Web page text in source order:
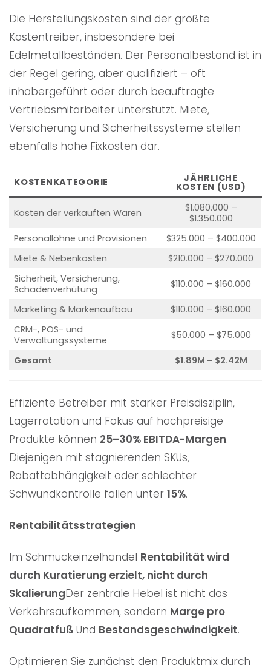
Die Herstellungskosten sind der größte
Kostentreiber, insbesondere bei
Edelmetallbeständen. Der Personalbestand ist in
der Regel gering, aber qualifiziert – oft
inhabergeführt oder durch beauftragte
Vertriebsmitarbeiter unterstützt. Miete,
Versicherung und Sicherheitssysteme stellen
ebenfalls hohe Fixkosten dar.
KOSTENKATEGORIE JÄHRLICHE
KOSTEN (USD)
Kosten der verkauften Waren
$1.080.000 –
$1.350.000
Personallöhne und Provisionen
$325.000 – $400.000
Miete & Nebenkosten
$210.000 – $270.000
Sicherheit, Versicherung,
Schadenverhütung
$110.000 – $160.000
Marketing & Markenaufbau
$110.000 – $160.000
CRM-, POS- und
Verwaltungssysteme
$50.000 – $75.000
Gesamt $1.89M – $2.42M
Effiziente Betreiber mit starker Preisdisziplin,
Lagerrotation und Fokus auf hochpreisige
Produkte können 25–30% EBITDA-Margen.
Diejenigen mit stagnierenden SKUs,
Rabattabhängigkeit oder schlechter
Schwundkontrolle fallen unter 15%.
Rentabilitätsstrategien
Im Schmuckeinzelhandel Rentabilität wird
durch Kuratierung erzielt, nicht durch
SkalierungDer zentrale Hebel ist nicht das
Verkehrsaufkommen, sondern Marge pro
Quadratfuß Und Bestandsgeschwindigkeit.
Optimieren Sie zunächst den Produktmix durch